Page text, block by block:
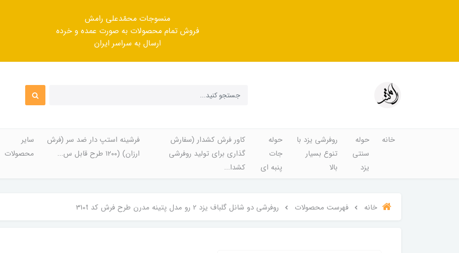
منسوجات محمّدعلی رامش
فروش تمام محصولات به صورت عمده و خرده
ارسال به سراسر ایران
خانه
حوله
سنتی
یزد
روفرشی یزد با
تنوع بسیار
بالا
حوله
جات
پنبه ای
کاور فرش کشدار (سفارش
گذاری برای تولید روفرشی
کشدا...
فرشینه استپ دار ضد سر (فرش
ارزان) (۱۲۰۰ طرح قابل س...
سایر
محصولات
خانه فهرست محصولات روفرشی دو شانل گلباف یزد 2 رو مدل پتینه مدرن طرح فرش کد 310t